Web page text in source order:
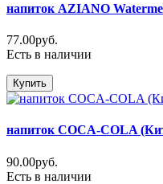
напиток AZIANO
77.00руб.
Есть в наличии
Купить
напиток COCA-COLA
90.00руб.
Есть в наличии